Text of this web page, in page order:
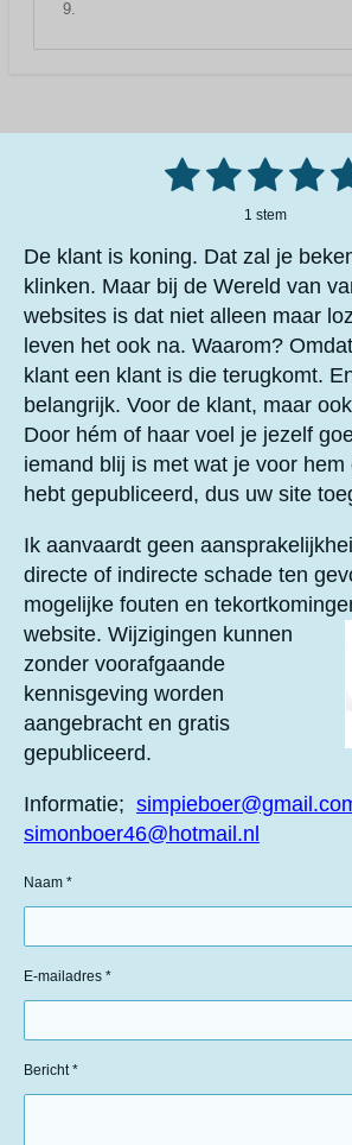
n
g
:
5
s
e
r
e
1
t
e
r
2
t
e
r
r
e
n
3
s
t
e
r
r
e
n
4
t
e
r
r
e
n
5
t
e
r
r
e
n
1 stem
De klant is koning. Dat zal je
klinken. Maar bij de Wereld van
websites is dat niet alleen maar
leven het ook na. Waarom?
klant een klant is die terugkomt.
belangrijk. Voor de klant, maar
Door hém of haar voel je jezelf
iemand blij is met wat je voor hem
hebt gepubliceerd, dus uw site
Ik aanvaardt geen
directe of indirecte schade ten
mogelijke fouten en
website. Wijzigingen kunnen
zonder voorafgaande
kennisgeving worden
aangebracht en gratis
gepubliceerd.
Informatie;
simonboer46@hotmail.nl
Naam *
E-mailadres *
Bericht *